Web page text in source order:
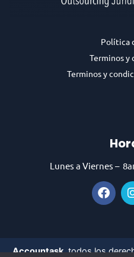
Política
Terminos y
Terminos y
Lunes a Viernes –
F
a
o
Accountask, todos los